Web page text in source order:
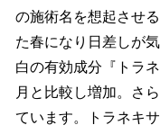
の施術名を想起させ
た春になり日差しが
白の有効成分『トラ
月と比較し増加。さ
ています。トラネキ